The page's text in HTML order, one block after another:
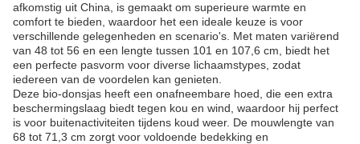
afkomstig uit China, is gemaakt om superieure warmte en
comfort te bieden, waardoor het een ideale keuze is voor
verschillende gelegenheden en scenario's. Met maten variërend
van 48 tot 56 en een lengte tussen 101 en 107,6 cm, biedt het
een perfecte pasvorm voor diverse lichaamstypes, zodat
iedereen van de voordelen kan genieten.
Deze bio-donsjas heeft een onafneembare hoed, die een extra
beschermingslaag biedt tegen kou en wind, waardoor hij perfect
is voor buitenactiviteiten tijdens koud weer. De mouwlengte van
68 tot 71,3 cm zorgt voor voldoende bedekking en